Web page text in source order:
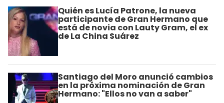
Quién es Lucía Patrone, la nueva
participante de Gran Hermano que
está de novia con Lauty Gram, el ex
de La China Suárez
Santiago del Moro anunció cambios
en la próxima nominación de Gran
Hermano: "Ellos no van a saber"